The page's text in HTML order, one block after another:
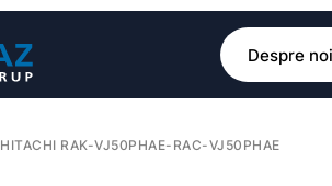
Despre noi
HITACHI RAK-VJ50PHAE-RAC-VJ50PHAE